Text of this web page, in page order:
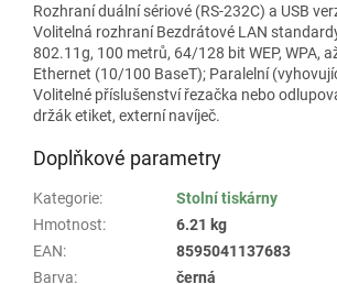
Rozhraní duální sériové (RS-232C) a USB
Volitelná rozhraní Bezdrátové LAN
802.11g, 100 metrů, 64/128 bit WEP, WPA,
Ethernet (10/100 BaseT); Paralelní
Volitelné příslušenství řezačka nebo
držák etiket, externí navíječ.
Doplňkové parametry
Kategorie:
Stolní tiskárny
Hmotnost:
6.21 kg
EAN:
8595041137683
Barva: černá